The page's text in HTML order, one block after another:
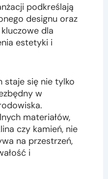
podkreślają
designu oraz
dla
estetyki i
staje się nie tylko
w
materiałów,
czy kamień, nie
na przestrzeń,
i